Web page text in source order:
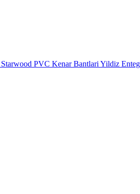
Starwood PVC Kenar Bantlari Yildiz